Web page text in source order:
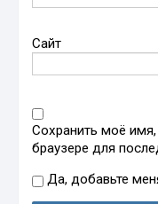
Сайт
Сохранить моё
браузере для
Да, добавьте